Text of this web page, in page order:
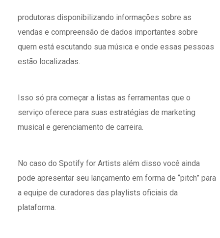
produtoras disponibilizando informações sobre as
vendas e compreensão de dados importantes sobre
quem está escutando sua música e onde essas pessoas
estão localizadas.
Isso só pra começar a listas as ferramentas que o
serviço oferece para suas estratégias de marketing
musical e gerenciamento de carreira.
No caso do Spotify for Artists além disso você ainda
pode apresentar seu lançamento em forma de “pitch” para
a equipe de curadores das playlists oficiais da
plataforma.